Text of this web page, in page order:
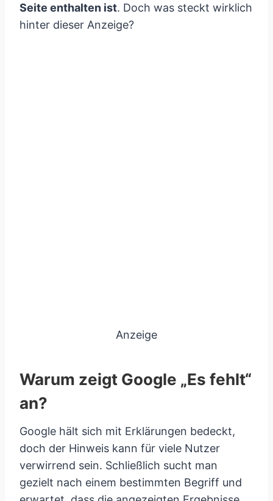
Seite enthalten ist. Doch was steckt wirklich
hinter dieser Anzeige?
Anzeige
Warum zeigt Google „Es fehlt“
an?
Google hält sich mit Erklärungen bedeckt,
doch der Hinweis kann für viele Nutzer
verwirrend sein. Schließlich sucht man
gezielt nach einem bestimmten Begriff und